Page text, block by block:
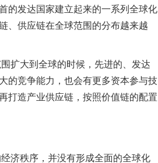
的发达国家建立起来的一系列全球化
、供应链在全球范围的分布越来越
大到全球的时候，先进的、发达
的竞争能力，也会有更多资本参与技
打造产业供应链，按照价值链的配置
秩序，并没有形成全面的全球化